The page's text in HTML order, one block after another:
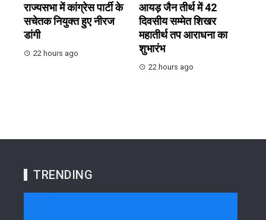
राज्यसभा में कांग्रेस पार्टी के
सचेतक नियुक्त हुए नीरज
डांगी
22 hours ago
आयड़ जैन तीर्थ में 42
दिवसीय सम्मेत शिखर
महातीर्थ तप आराधना का
शुभारंभ
22 hours ago
TRENDING